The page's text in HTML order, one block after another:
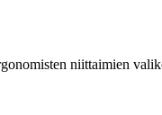
niittaimien